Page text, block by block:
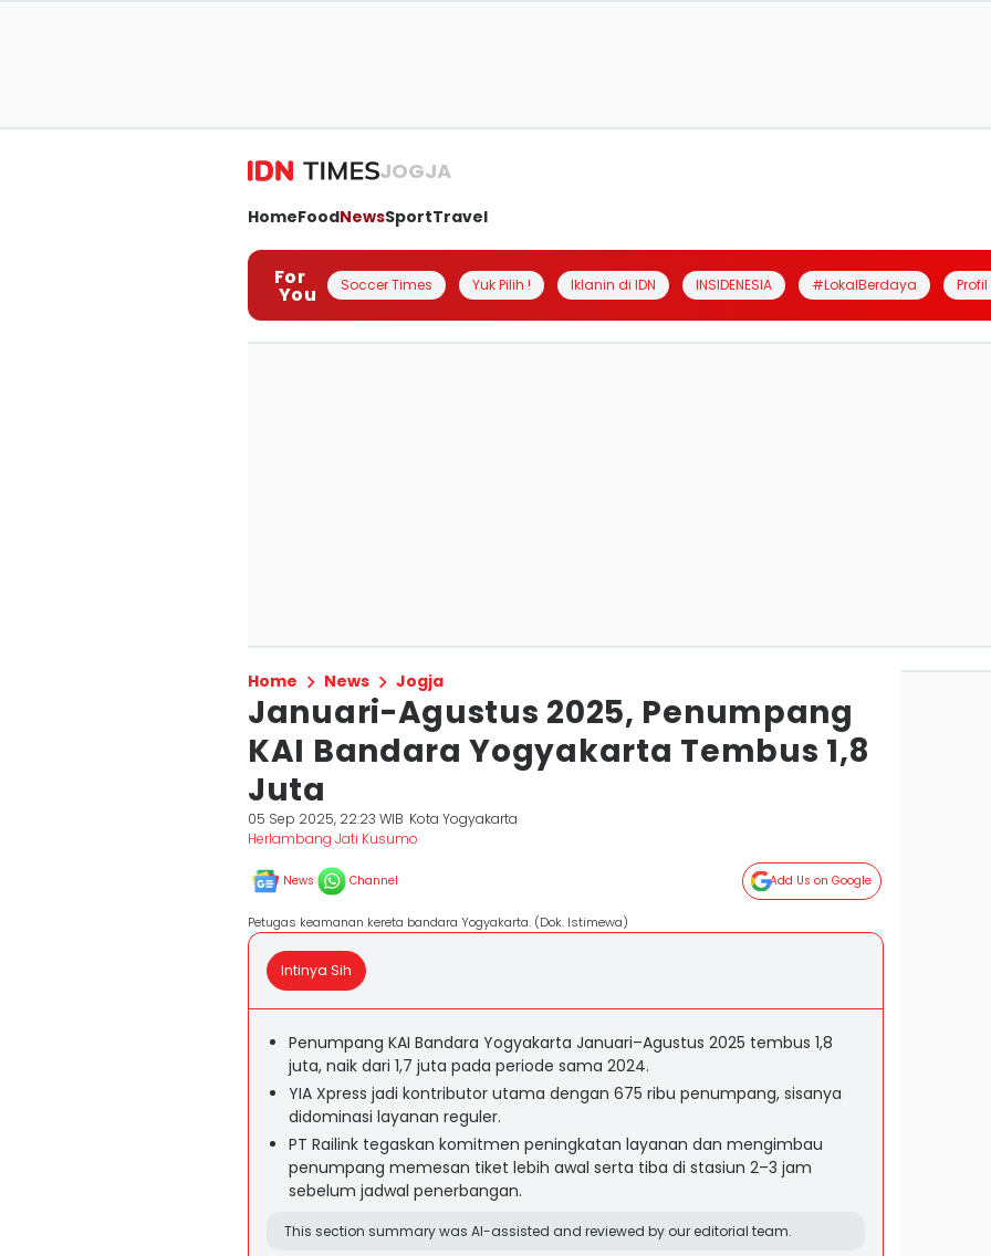
JOGJA
HomeFoodNewsSportTravel
For
You Soccer Times Yuk Pilih ! Iklanin di IDN INSIDENESIA #LokalBerdaya
Home News Jogja
Januari-Agustus 2025, Penumpang
KAI Bandara Yogyakarta Tembus 1,8
Juta
05 Sep 2025, 22:23 WIB Kota Yogyakarta
Herlambang Jati Kusumo
News Channel Add Us on Google
Petugas keamanan kereta bandara Yogyakarta. (Dok. Istimewa)
Intinya Sih
Penumpang KAI Bandara Yogyakarta Januari–Agustus 2025 tembus 1,8
juta, naik dari 1,7 juta pada periode sama 2024.
YIA Xpress jadi kontributor utama dengan 675 ribu penumpang, sisanya
didominasi layanan reguler.
PT Railink tegaskan komitmen peningkatan layanan dan mengimbau
penumpang memesan tiket lebih awal serta tiba di stasiun 2–3 jam
sebelum jadwal penerbangan.
This section summary was AI-assisted and reviewed by our editorial team.